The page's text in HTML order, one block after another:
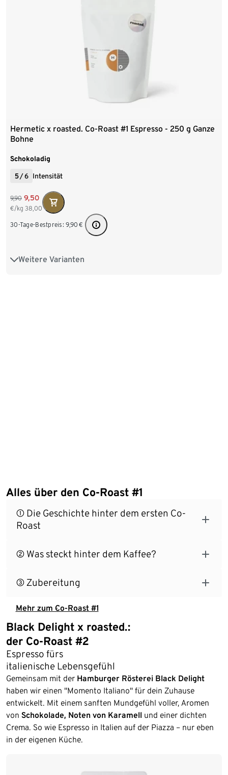
Hermetic x roasted. Co-Roast #1 Espresso - 250 g Ganze
Bohne
Schokoladig
5/6 Intensität
9,90 9,50
€/kg 38,00
30-Tage-Bestpreis: 9,90 €
Weitere Varianten
250 g Ganze Bohne
Alles über den Co-Roast #1
① Die Geschichte hinter dem ersten Co-
Roast
② Was steckt hinter dem Kaffee?
③ Zubereitung
Mehr zum Co-Roast #1
Black Delight x roasted.:
der Co-Roast #2
Espresso fürs
italienische Lebensgefühl
Gemeinsam mit der Hamburger Rösterei Black Delight
haben wir einen "Momento Italiano" für dein Zuhause
entwickelt. Mit einem sanften Mundgefühl voller, Aromen
von Schokolade, Noten von Karamell und einer dichten
Crema. So wie Espresso in Italien auf der Piazza – nur eben
in der eigenen Küche.